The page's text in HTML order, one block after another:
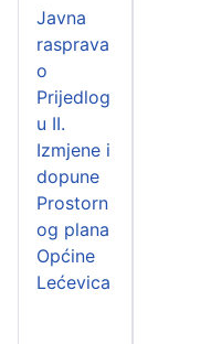
Javna
rasprava
o
Prijedlog
u II.
Izmjene i
dopune
Prostorn
og plana
Općine
Lećevica